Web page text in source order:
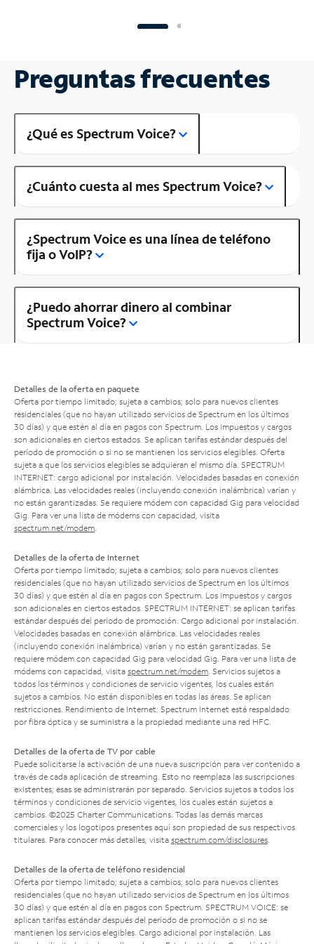
Preguntas frecuentes
¿Qué es Spectrum Voice?
¿Cuánto cuesta al mes Spectrum Voice?
¿Spectrum Voice es una línea de teléfono
fija o VoIP?
¿Puedo ahorrar dinero al combinar
Spectrum Voice?
Detalles de la oferta en paquete
Oferta por tiempo limitado; sujeta a cambios; solo para nuevos clientes
residenciales (que no hayan utilizado servicios de Spectrum en los últimos
30 días) y que estén al día en pagos con Spectrum. Los impuestos y cargos
son adicionales en ciertos estados. Se aplican tarifas estándar después del
período de promoción o si no se mantienen los servicios elegibles. Oferta
sujeta a que los servicios elegibles se adquieran el mismo día. SPECTRUM
INTERNET: cargo adicional por instalación. Velocidades basadas en conexión
alámbrica. Las velocidades reales (incluyendo conexión inalámbrica) varían y
no están garantizadas. Se requiere módem con capacidad Gig para velocidad
Gig. Para ver una lista de módems con capacidad, visita
spectrum.net/modem
Detalles de la oferta de Internet
Oferta por tiempo limitado; sujeta a cambios; solo para nuevos clientes
residenciales (que no hayan utilizado servicios de Spectrum en los últimos
30 días) y que estén al día en pagos con Spectrum. Los impuestos y cargos
son adicionales en ciertos estados. SPECTRUM INTERNET: se aplican tarifas
estándar después del período de promoción. Cargo adicional por instalación.
Velocidades basadas en conexión alámbrica. Las velocidades reales
(incluyendo conexión inalámbrica) varían y no están garantizadas. Se
requiere módem con capacidad Gig para velocidad Gig. Para ver una lista de
módems con capacidad, visita spectrum.net/modem . Servicios sujetos a
todos los términos y condiciones de servicio vigentes, los cuales están
sujetos a cambios. No están disponibles en todas las áreas. Se aplican
restricciones. Rendimiento de Internet: Spectrum Internet está respaldado
por fibra óptica y se suministra a la propiedad mediante una red HFC.
Detalles de la oferta de TV por cable
Puede solicitarse la activación de una nueva suscripción para ver contenido a
través de cada aplicación de streaming. Esto no reemplaza las suscripciones
existentes; esas se administrarán por separado. Servicios sujetos a todos los
términos y condiciones de servicio vigentes, los cuales están sujetos a
cambios. ©2025 Charter Communications. Todas las demás marcas
comerciales y los logotipos presentes aquí son propiedad de sus respectivos
titulares. Para conocer más detalles, visita spectrum.com/disclosures
Detalles de la oferta de teléfono residencial
Oferta por tiempo limitado; sujeta a cambios; solo para nuevos clientes
residenciales (que no hayan utilizado servicios de Spectrum en los últimos
30 días) y que estén al día en pagos con Spectrum. SPECTRUM VOICE: se
aplican tarifas estándar después del período de promoción o si no se
mantienen los servicios elegibles. Cargo adicional por instalación. Las